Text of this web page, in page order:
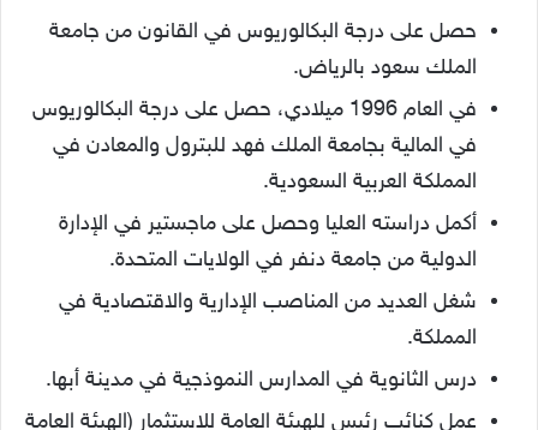
حصل على درجة البكالوريوس في القانون من جامعة
الملك سعود بالرياض.
في العام 1996 ميلادي، حصل على درجة البكالوريوس
في المالية بجامعة الملك فهد للبترول والمعادن في
المملكة العربية السعودية.
أكمل دراسته العليا وحصل على ماجستير في الإدارة
الدولية من جامعة دنفر في الولايات المتحدة.
شغل العديد من المناصب الإدارية والاقتصادية في
المملكة.
درس الثانوية في المدارس النموذجية في مدينة أبها.
عمل كنائب رئيس للهيئة العامة للاستثمار (الهيئة العامة